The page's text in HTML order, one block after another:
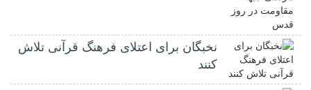
نخبگان برای اعتلای فرهنگ قرآنی تلاش
کنند